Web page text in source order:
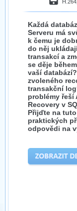
Každá
Serveru má
k čemu je
do něj
transakcí a
se děje
vaší
zvoleného
transakční
problémy řeší
Recovery v
Přijďte na
praktických
odpovědi na